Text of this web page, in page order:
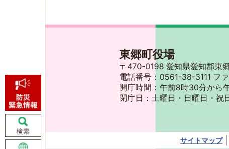
東郷町役場
〒470-0198 愛知県愛知郡東
電話番号：0561-38-3111 フ
開庁時間：午前8時30分から
閉庁日：土曜日・日曜日・祝
サイトマップ